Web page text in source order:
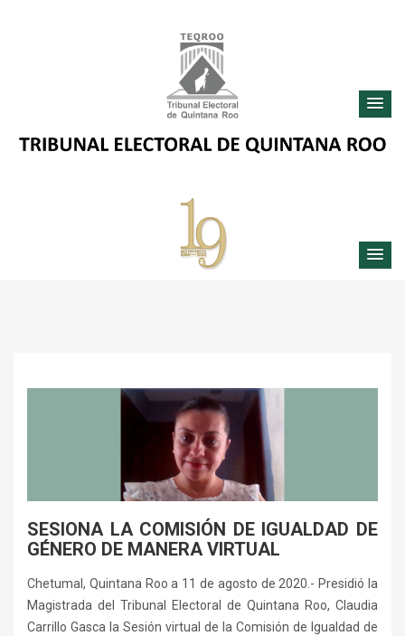
SESIONA LA COMISIÓN DE IGUALDAD DE
GÉNERO DE MANERA VIRTUAL
Chetumal, Quintana Roo a 11 de agosto de 2020.- Presidió la
Magistrada del Tribunal Electoral de Quintana Roo, Claudia
Carrillo Gasca la Sesión virtual de la Comisión de Igualdad de